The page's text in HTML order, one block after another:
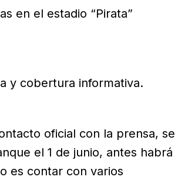
en el estadio “Pirata”
y cobertura informativa.
oficial con la prensa, se
el 1 de junio, antes habrá
es contar con varios